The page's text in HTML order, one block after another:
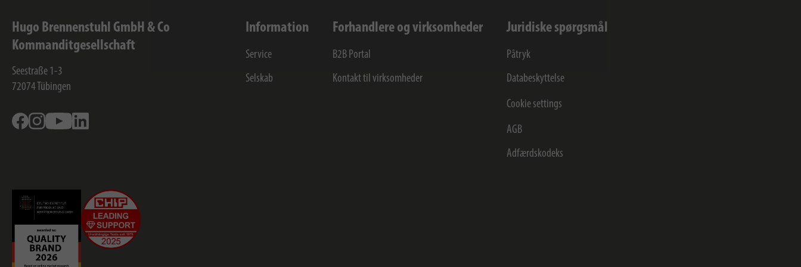
Hugo Brennenstuhl GmbH & Co
Kommanditgesellschaft
Seestraße 1-3
72074 Tübingen
FacebookInstagramYoutube
Information
Service
Selskab
Forhandlere og virksomheder
B2B Portal
Kontakt til virksomheder
Juridiske spørgsmål
Påtryk
Databeskyttelse
Cookie settings
AGB
Adfærdskodeks